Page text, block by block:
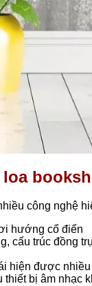
công nghệ
hướng cổ điển
cấu trúc đồng
hiện được
bị âm nhạc